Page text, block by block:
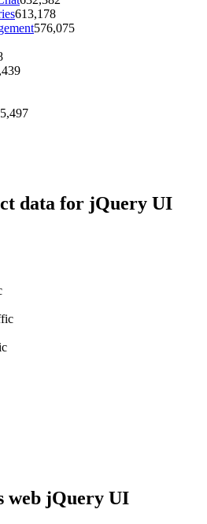
613,178
576,075
data for jQuery UI
web jQuery UI